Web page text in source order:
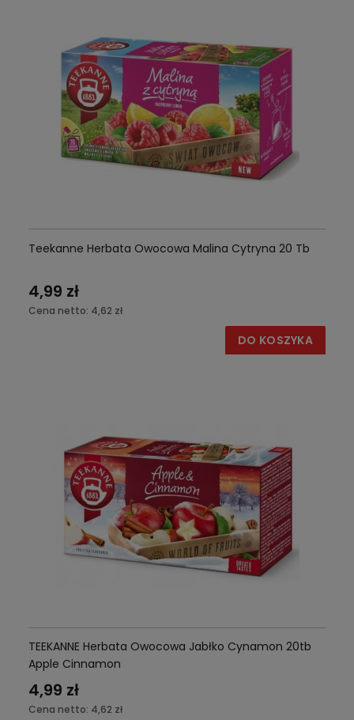
Teekanne Herbata Owocowa Malina Cytryna 20 Tb
4,99 zł
Cena netto: 4,62 zł
DO KOSZYKA
TEEKANNE Herbata Owocowa Jabłko Cynamon 20tb
Apple Cinnamon
4,99 zł
Cena netto: 4,62 zł